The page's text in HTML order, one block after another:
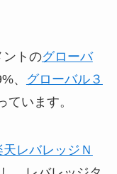
ントのグローバ
、
グローバル３
ています。
天レバレッジＮ